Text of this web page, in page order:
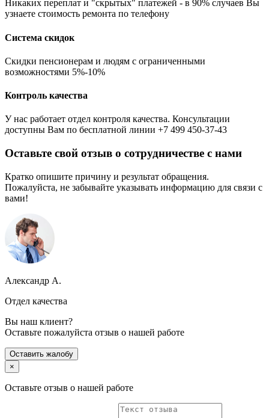
Никаких переплат и "скрытых" платежей - в 90% случаев Вы
узнаете стоимость ремонта по телефону
Система скидок
Скидки пенсионерам и людям с ограниченными
возможностями 5%-10%
Контроль качества
У нас работает отдел контроля качества. Консультации
доступны Вам по бесплатной линии +7 499 450-37-43
Оставьте свой отзыв о сотрудничестве с нами
Кратко опишите причину и результат обращения.
Пожалуйста, не забывайте указывать информацию для связи с
вами!
Александр А.
Отдел качества
Вы наш клиент?
Оставьте пожалуйста отзыв о нашей работе
Оставить жалобу
×
Оставьте отзыв о нашей работе